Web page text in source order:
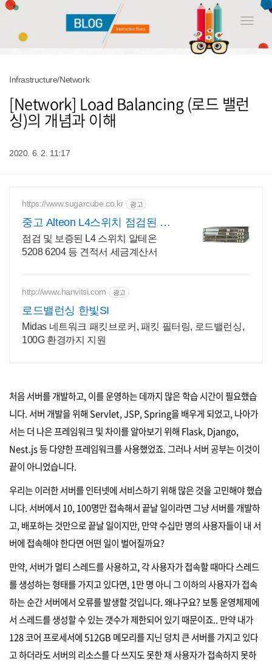
Toggle
Infrastructure/Network
[Network] Load Balancing (로드 밸런
싱)의 개념과 이해
2020. 6. 2. 11:17
https://www.sugarcube.co.kr 광고
중고 Alteon L4스위치 점검된 알
테온 L4스위치
점검 및 보증된 L4 스위치 알테온
5208 6204 등 견적서 세금계산서
http://www.hanvitsi.com 광고
로드밸런싱 한빛SI
Midas 네트워크 패킷브로커, 패킷 필터링, 로드밸런싱,
100G 환경까지 지원
처음 서버를 개발하고, 이를 운영하는 데까지 많은 학습 시간이 필요했습
니다. 서버 개발을 위해 Servlet, JSP, Spring을 배우게 되었고, 나아가
서는 더 나은 프레임워크 및 차이를 알아보기 위해 Flask, Django,
Nest.js 등 다양한 프레임워크를 사용했었죠. 그러나 서버 공부는 이것이
끝이 아니었습니다.
우리는 이러한 서버를 인터넷에 서비스하기 위해 많은 것을 고민해야 했습
니다. 서버에서 10, 100명만 접속해서 끝날 일이라면 그냥 서버를 개발하
고, 배포하는 것만으로 끝날 일이지만, 만약 수십만 명의 사용자들이 내 서
버에 접속해야 한다면 어떤 일이 벌어질까요?
만약, 서버가 멀티 스레드를 사용하고, 각 사용자가 접속할 때마다 스레드
를 생성하는 형태를 가지고 있다면, 1만 명 아니 그 이하의 사용자가 접속
하는 순간 서버에서 오류를 발생할 것입니다. 왜냐구요? 보통 운영체제에
서 스레드를 생성할 수 있는 갯수가 제한되어 있기 때문이죠.. 만약 내가
128 코어 프로세서에 512GB 메모리를 지닌 덩치 큰 서버를 가지고 있다
고 하더라도 서버의 리소스를 다 쓰지도 못한 채 사용자가 접속하지 못하